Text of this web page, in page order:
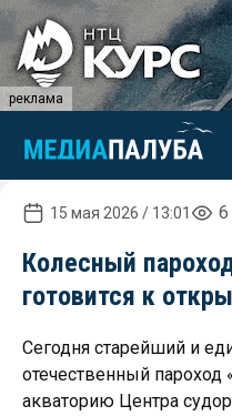
реклама
15 мая 2026 / 13:01 6
Колесный
готовится к
Сегодня старейший и
отечественный пароход
акваторию Центра